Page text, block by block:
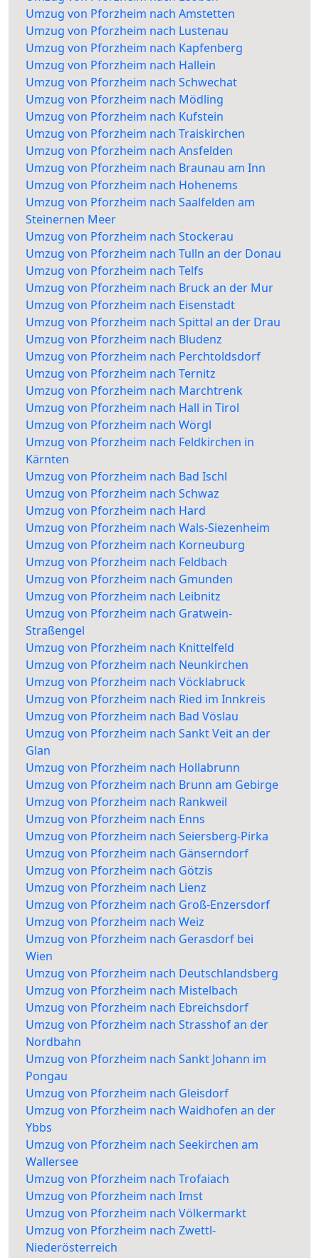
Umzug von Pforzheim nach Amstetten
Umzug von Pforzheim nach Lustenau
Umzug von Pforzheim nach Kapfenberg
Umzug von Pforzheim nach Hallein
Umzug von Pforzheim nach Schwechat
Umzug von Pforzheim nach Mödling
Umzug von Pforzheim nach Kufstein
Umzug von Pforzheim nach Traiskirchen
Umzug von Pforzheim nach Ansfelden
Umzug von Pforzheim nach Braunau am Inn
Umzug von Pforzheim nach Hohenems
Umzug von Pforzheim nach Saalfelden am
Steinernen Meer
Umzug von Pforzheim nach Stockerau
Umzug von Pforzheim nach Tulln an der Donau
Umzug von Pforzheim nach Telfs
Umzug von Pforzheim nach Bruck an der Mur
Umzug von Pforzheim nach Eisenstadt
Umzug von Pforzheim nach Spittal an der Drau
Umzug von Pforzheim nach Bludenz
Umzug von Pforzheim nach Perchtoldsdorf
Umzug von Pforzheim nach Ternitz
Umzug von Pforzheim nach Marchtrenk
Umzug von Pforzheim nach Hall in Tirol
Umzug von Pforzheim nach Wörgl
Umzug von Pforzheim nach Feldkirchen in
Kärnten
Umzug von Pforzheim nach Bad Ischl
Umzug von Pforzheim nach Schwaz
Umzug von Pforzheim nach Hard
Umzug von Pforzheim nach Wals-Siezenheim
Umzug von Pforzheim nach Korneuburg
Umzug von Pforzheim nach Feldbach
Umzug von Pforzheim nach Gmunden
Umzug von Pforzheim nach Leibnitz
Umzug von Pforzheim nach Gratwein-
Straßengel
Umzug von Pforzheim nach Knittelfeld
Umzug von Pforzheim nach Neunkirchen
Umzug von Pforzheim nach Vöcklabruck
Umzug von Pforzheim nach Ried im Innkreis
Umzug von Pforzheim nach Bad Vöslau
Umzug von Pforzheim nach Sankt Veit an der
Glan
Umzug von Pforzheim nach Hollabrunn
Umzug von Pforzheim nach Brunn am Gebirge
Umzug von Pforzheim nach Rankweil
Umzug von Pforzheim nach Enns
Umzug von Pforzheim nach Seiersberg-Pirka
Umzug von Pforzheim nach Gänserndorf
Umzug von Pforzheim nach Götzis
Umzug von Pforzheim nach Lienz
Umzug von Pforzheim nach Groß-Enzersdorf
Umzug von Pforzheim nach Weiz
Umzug von Pforzheim nach Gerasdorf bei
Wien
Umzug von Pforzheim nach Deutschlandsberg
Umzug von Pforzheim nach Mistelbach
Umzug von Pforzheim nach Ebreichsdorf
Umzug von Pforzheim nach Strasshof an der
Nordbahn
Umzug von Pforzheim nach Sankt Johann im
Pongau
Umzug von Pforzheim nach Gleisdorf
Umzug von Pforzheim nach Waidhofen an der
Ybbs
Umzug von Pforzheim nach Seekirchen am
Wallersee
Umzug von Pforzheim nach Trofaiach
Umzug von Pforzheim nach Imst
Umzug von Pforzheim nach Völkermarkt
Umzug von Pforzheim nach Zwettl-
Niederösterreich